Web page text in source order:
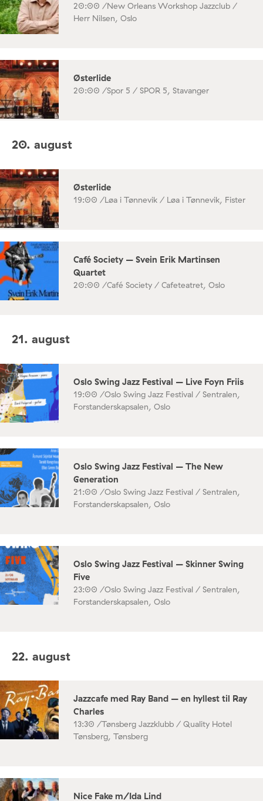
20:00 /New Orleans Workshop Jazzclub /
Herr Nilsen, Oslo
Østerlide
20:00 /Spor 5 / SPOR 5, Stavanger
20. august
Østerlide
19:00 /Løa i Tønnevik / Løa i Tønnevik, Fister
Café Society – Svein Erik Martinsen
Quartet
20:00 /Café Society / Cafeteatret, Oslo
21. august
Oslo Swing Jazz Festival – Live Foyn Friis
19:00 /Oslo Swing Jazz Festival / Sentralen,
Forstanderskapsalen, Oslo
Oslo Swing Jazz Festival – The New
Generation
21:00 /Oslo Swing Jazz Festival / Sentralen,
Forstanderskapsalen, Oslo
Oslo Swing Jazz Festival – Skinner Swing
Five
23:00 /Oslo Swing Jazz Festival / Sentralen,
Forstanderskapsalen, Oslo
22. august
Jazzcafe med Ray Band – en hyllest til Ray
Charles
13:30 /Tønsberg Jazzklubb / Quality Hotel
Tønsberg, Tønsberg
Nice Fake m/Ida Lind